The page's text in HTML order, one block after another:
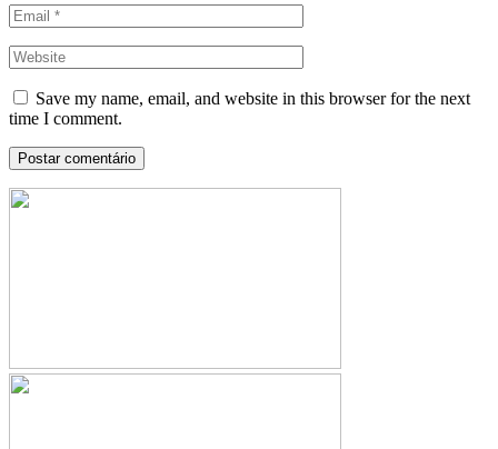
Save my name, email, and website in this browser for the next
time I comment.